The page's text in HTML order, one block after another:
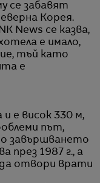
се забавят
Корея.
News се казва,
е имало,
тъй като
е
е висок 330 м,
път,
завършването
през 1987 г., а
отвори врати